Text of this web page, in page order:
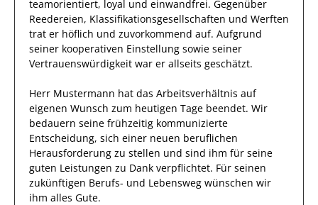
teamorientiert, loyal und einwandfrei. Gegenüber
Reedereien, Klassifikationsgesellschaften und Werften
trat er höflich und zuvorkommend auf. Aufgrund
seiner kooperativen Einstellung sowie seiner
Vertrauenswürdigkeit war er allseits geschätzt.
Herr Mustermann hat das Arbeitsverhältnis auf
eigenen Wunsch zum heutigen Tage beendet. Wir
bedauern seine frühzeitig kommunizierte
Entscheidung, sich einer neuen beruflichen
Herausforderung zu stellen und sind ihm für seine
guten Leistungen zu Dank verpflichtet. Für seinen
zukünftigen Berufs- und Lebensweg wünschen wir
ihm alles Gute.